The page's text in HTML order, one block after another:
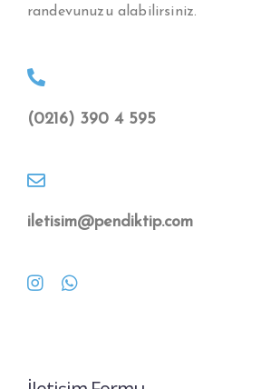
randevunuzu alabilirsiniz.
(0216) 390 4 595
iletisim@pendiktip.com